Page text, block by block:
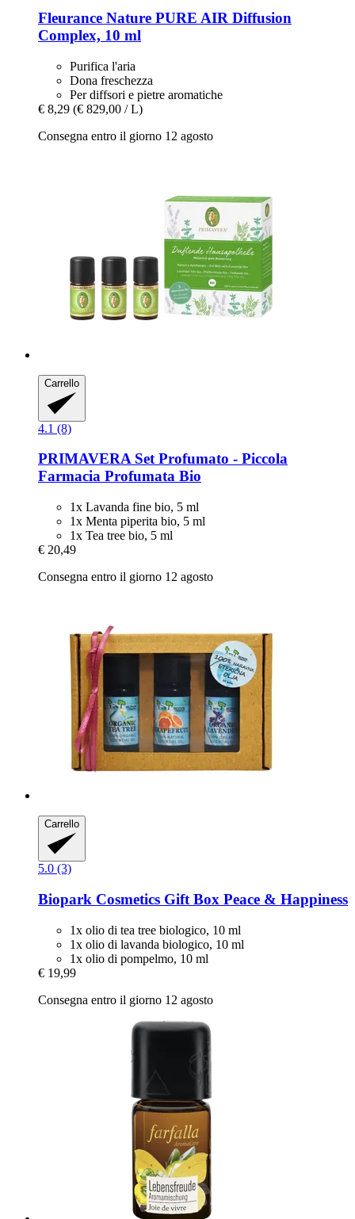
Fleurance Nature PURE AIR Diffusion
Complex, 10 ml
Purifica l'aria
Dona freschezza
Per diffsori e pietre aromatiche
€ 8,29 (€ 829,00 / L)
Consegna entro il giorno 12 agosto
Carrello
4.1 (8)
PRIMAVERASet Profumato -​ Piccola
Farmacia Profumata Bio
1x Lavanda fine bio, 5 ml
1x Menta piperita bio, 5 ml
1x Tea tree bio, 5 ml
€ 20,49
Consegna entro il giorno 12 agosto
Carrello
5.0 (3)
Biopark Cosmetics Gift Box Peace & Happiness
1x olio di tea tree biologico, 10 ml
1x olio di lavanda biologico, 10 ml
1x olio di pompelmo, 10 ml
€ 19,99
Consegna entro il giorno 12 agosto